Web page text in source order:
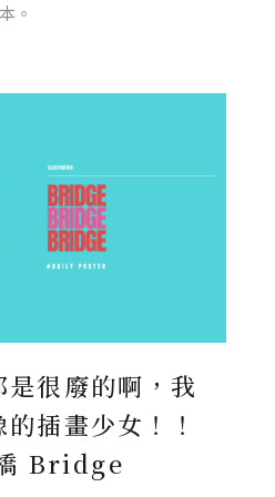
。
很廢的啊，我
插畫少女！！
Bridge